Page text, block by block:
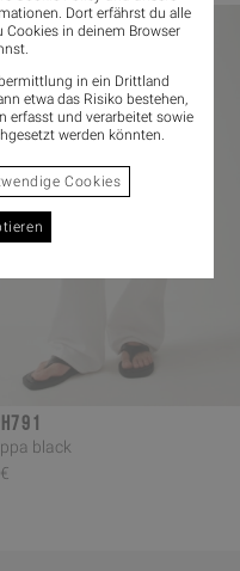
Dort erfährst du alle
Cookies in deinem Browser
in ein Drittland
etwa das Risiko bestehen,
erfasst und verarbeitet sowie
werden könnten.
Cookies
black